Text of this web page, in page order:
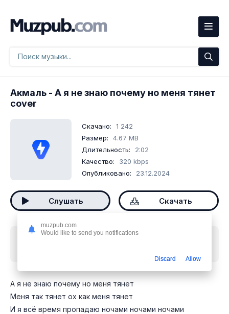
Акмаль - А я не знаю почему но меня тянет
cover
Скачано:
1 242
Размер:
4.67 MB
Длительность:
2:02
Качество:
320 kbps
Опубликовано:
23.12.2024
Слушать Скачать
Акмаль - А я не знаю почему но
А я не знаю почему но меня тянет
Меня так тянет ох как меня тянет
И я всё время пропадаю ночами ночами ночами
muzpub.com
Would like to send you notifications
Discard Allow